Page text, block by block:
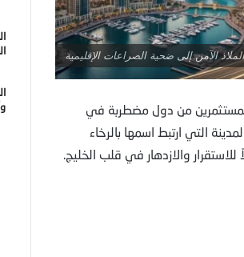
الآمن إلى ضحية الصراعات الإقليمية
من دول مضطربة في
التي ارتبط اسمها بالرخاء
للاستقرار والازدهار في قلب الخليج.